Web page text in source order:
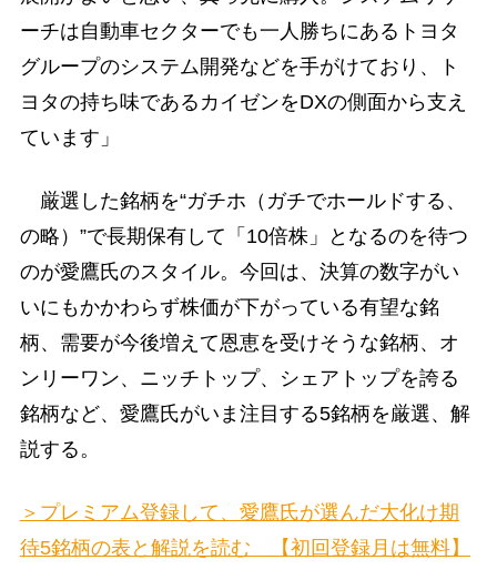
ーチは自動車セクターでも一人勝ちにあるトヨタ
グループのシステム開発などを手がけており、ト
ヨタの持ち味であるカイゼンをDXの側面から支え
ています」
厳選した銘柄を“ガチホ（ガチでホールドする、
の略）”で長期保有して「10倍株」となるのを待つ
のが愛鷹氏のスタイル。今回は、決算の数字がい
いにもかかわらず株価が下がっている有望な銘
柄、需要が今後増えて恩恵を受けそうな銘柄、オ
ンリーワン、ニッチトップ、シェアトップを誇る
銘柄など、愛鷹氏がいま注目する5銘柄を厳選、解
説する。
＞プレミアム登録して、愛鷹氏が選んだ大化け期
待5銘柄の表と解説を読む 【初回登録月は無料】